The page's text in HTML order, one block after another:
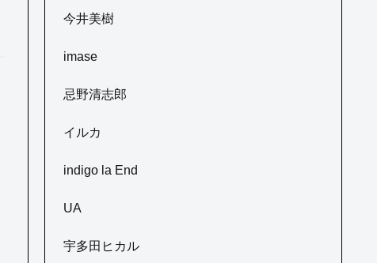
今井美樹
imase
忌野清志郎
イルカ
indigo la End
UA
宇多田ヒカル